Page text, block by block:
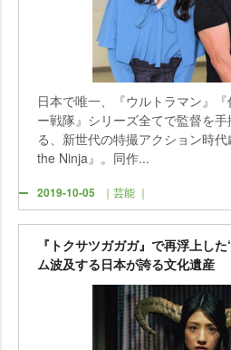
日本で唯一、『ウルトラマン』
ー戦隊』シリーズ全てで監督を
る、新世代の特撮アクション時
the Ninja』。同作...
2019-10-05 ｜芸能 ｜
『トクサツガガガ』で再浮上し
ム波及する日本が誇る文化遺産